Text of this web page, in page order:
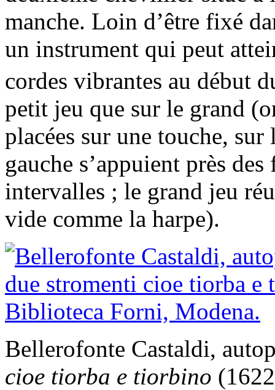
manche. Loin d’être fixé
un instrument qui peut
cordes vibrantes au début
petit jeu que sur le grand
placées sur une touche,
gauche s’appuient près
intervalles ; le grand jeu
vide comme la harpe).
Bellerofonte Castaldi,
cioe tiorba e tiorbino